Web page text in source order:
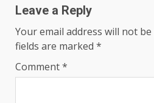
Leave a Reply
Your email address will not
fields are marked *
Comment*